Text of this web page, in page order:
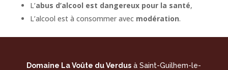
L’abus d’alcool est dangereux pour la santé,
L’alcool est à consommer avec modération.
Domaine La Voûte du Verdus à Saint-Guilhem-le-